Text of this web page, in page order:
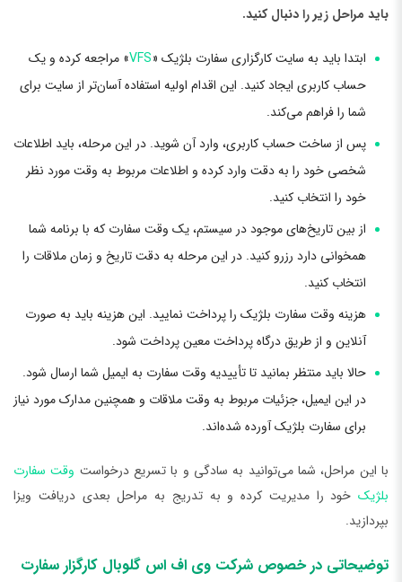
باید مراحل زیر را دنبال کنید.
ابتدا باید به سایت کارگزاری سفارت بلژیک «VFS» مراجعه کرده و یک
حساب کاربری ایجاد کنید. این اقدام اولیه استفاده آسان‌تر از سایت برای
شما را فراهم می‌کند.
پس از ساخت حساب کاربری، وارد آن شوید. در این مرحله، باید اطلاعات
شخصی خود را به دقت وارد کرده و اطلاعات مربوط به وقت مورد نظر
خود را انتخاب کنید.
از بین تاریخ‌های موجود در سیستم، یک وقت سفارت که با برنامه شما
همخوانی دارد رزرو کنید. در این مرحله به دقت تاریخ و زمان ملاقات را
انتخاب کنید.
هزینه وقت سفارت بلژیک را پرداخت نمایید. این هزینه باید به صورت
آنلاین و از طریق درگاه پرداخت معین پرداخت شود.
حالا باید منتظر بمانید تا تأییدیه وقت سفارت به ایمیل شما ارسال شود.
در این ایمیل، جزئیات مربوط به وقت ملاقات و همچنین مدارک مورد نیاز
برای سفارت بلژیک آورده شده‌اند.
با این مراحل، شما می‌توانید به سادگی و با تسریع درخواست وقت سفارت
بلژیک خود را مدیریت کرده و به تدریج به مراحل بعدی دریافت ویزا
بپردازید.
توضیحاتی در خصوص شرکت وی اف اس گلوبال کارگزار سفارت